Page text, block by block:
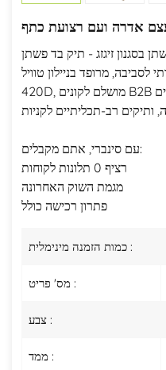
אדרה ועם רצועת כתף
בסגנון זיגזג - תיק בד פשתן
מרופד בניילון טוויל
420D, מושלם לקונים B2B המחפשים תיקי בד פשתן, ספקי תיקים
עם סינברי, אתם מקבלים:
רציף 0 תלונות לקוחות
מגמת השוק האחרונה
פתרון רכישה כולל
כמות הזמנה מינימלית :
מס' פריט :
צבע :
ממד :